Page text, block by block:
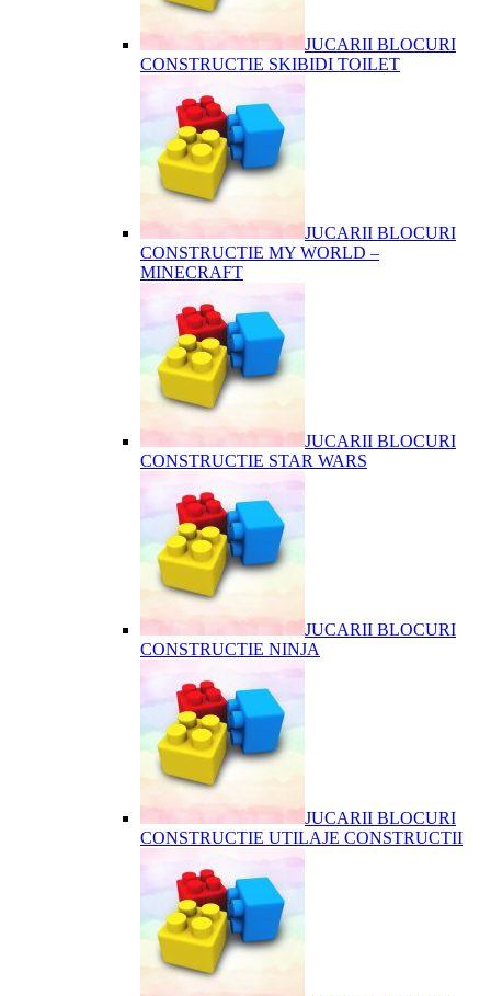
JUCARII BLOCURI
CONSTRUCTIE SKIBIDI TOILET
JUCARII BLOCURI
CONSTRUCTIE MY WORLD –
MINECRAFT
JUCARII BLOCURI
CONSTRUCTIE STAR WARS
JUCARII BLOCURI
CONSTRUCTIE NINJA
JUCARII BLOCURI
CONSTRUCTIE UTILAJE CONSTRUCTII